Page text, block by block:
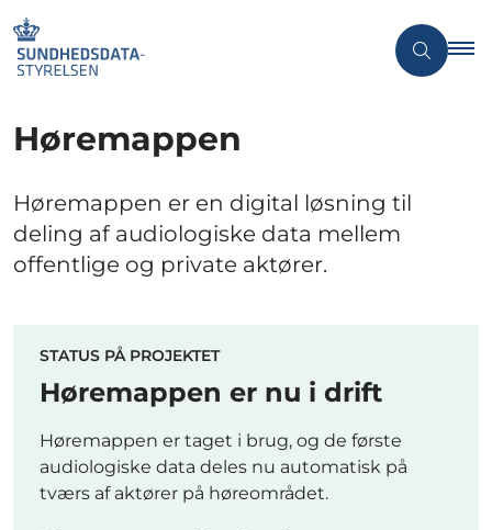
Høremappen
Høremappen er en digital løsning til
deling af audiologiske data mellem
offentlige og private aktører.
STATUS PÅ PROJEKTET
Høremappen er nu i drift
Høremappen er taget i brug, og de første
audiologiske data deles nu automatisk på
tværs af aktører på høreområdet.